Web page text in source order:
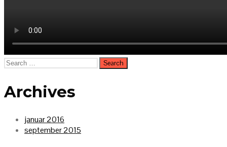
Search
for:
Archives
januar 2016
september 2015